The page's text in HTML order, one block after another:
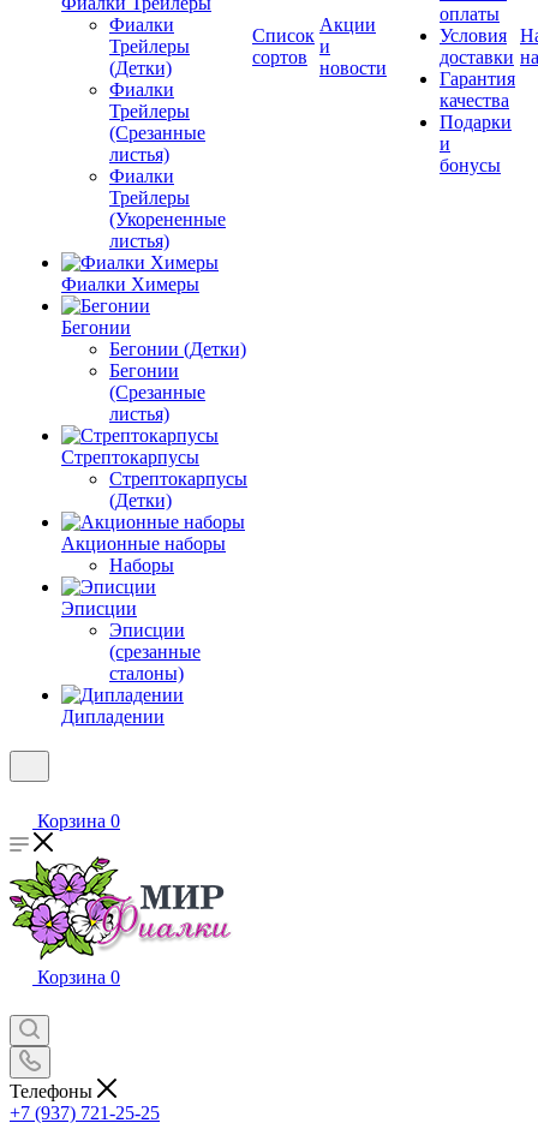
Фиалки
Трейлеры
(Детки)
Фиалки
Трейлеры
(Срезанные
листья)
Фиалки
Трейлеры
(Укорененные
листья)
Фиалки Химеры
Бегонии
Бегонии (Детки)
Бегонии
(Срезанные
листья)
Стрептокарпусы
Стрептокарпусы
(Детки)
Акционные наборы
Наборы
Эписции
Эписции
(срезанные
сталоны)
Дипладении
Список
сортов
Акции
и
новости
оплаты
Условия
доставки
Гарантия
качества
Подарки
и
бонусы
Корзина 0
Корзина 0
Телефоны
+7 (937) 721-25-25